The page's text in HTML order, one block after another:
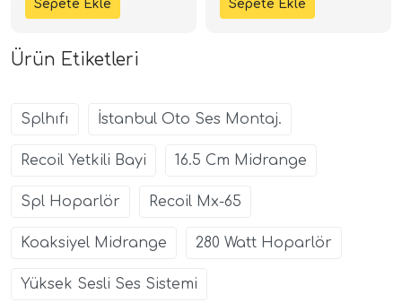
SPLHIFI
Ürün Etiketleri
Splhıfı İstanbul Oto Ses Montaj.
Recoil Yetkili Bayi 16.5 Cm Midrange
Spl Hoparlör Recoil Mx-65
Koaksiyel Midrange 280 Watt Hoparlör
Yüksek Sesli Ses Sistemi